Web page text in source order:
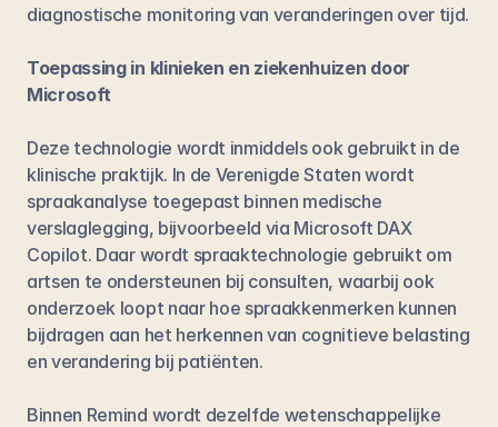
diagnostische monitoring van veranderingen over tijd.
Toepassing in klinieken en ziekenhuizen door
Microsoft
Deze technologie wordt inmiddels ook gebruikt in de
klinische praktijk. In de Verenigde Staten wordt
spraakanalyse toegepast binnen medische
verslaglegging, bijvoorbeeld via Microsoft DAX
Copilot. Daar wordt spraaktechnologie gebruikt om
artsen te ondersteunen bij consulten, waarbij ook
onderzoek loopt naar hoe spraakkenmerken kunnen
bijdragen aan het herkennen van cognitieve belasting
en verandering bij patiënten.
Binnen Remind wordt dezelfde wetenschappelijke